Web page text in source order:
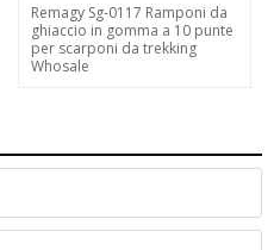
Remagy Sg-0117 Ramponi da
ghiaccio in gomma a 10 punte
per scarponi da trekking
Whosale